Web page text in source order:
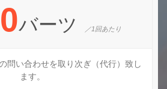
バーツ ／1回あたり
問い合わせを取り次ぎ（代行）致し
ます。